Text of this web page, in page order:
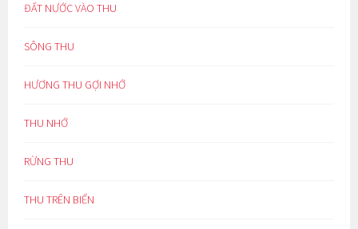
ĐẤT NƯỚC VÀO THU
SÔNG THU
HƯƠNG THU GỢI NHỚ
THU NHỚ
RỪNG THU
THU TRÊN BIỂN